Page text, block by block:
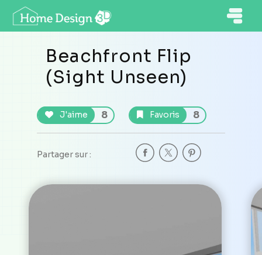
Beachfront Flip
(Sight Unseen)
J'aime 8 Favoris 8
Partager sur :